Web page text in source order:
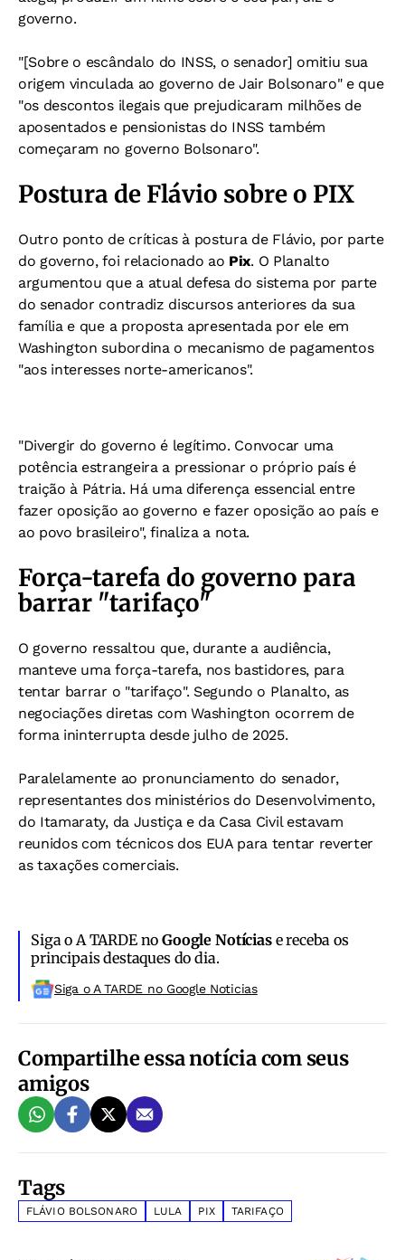
governo.
"[Sobre o escândalo do INSS, o senador] omitiu sua
origem vinculada ao governo de Jair Bolsonaro" e que
"os descontos ilegais que prejudicaram milhões de
aposentados e pensionistas do INSS também
começaram no governo Bolsonaro".
Postura de Flávio sobre o PIX
Outro ponto de críticas à postura de Flávio, por parte
do governo, foi relacionado ao Pix. O Planalto
argumentou que a atual defesa do sistema por parte
do senador contradiz discursos anteriores da sua
família e que a proposta apresentada por ele em
Washington subordina o mecanismo de pagamentos
"aos interesses norte-americanos".
"Divergir do governo é legítimo. Convocar uma
potência estrangeira a pressionar o próprio país é
traição à Pátria. Há uma diferença essencial entre
fazer oposição ao governo e fazer oposição ao país e
ao povo brasileiro", finaliza a nota.
Força-tarefa do governo para
barrar "tarifaço"
O governo ressaltou que, durante a audiência,
manteve uma força-tarefa, nos bastidores, para
tentar barrar o "tarifaço". Segundo o Planalto, as
negociações diretas com Washington ocorrem de
forma ininterrupta desde julho de 2025.
Paralelamente ao pronunciamento do senador,
representantes dos ministérios do Desenvolvimento,
do Itamaraty, da Justiça e da Casa Civil estavam
reunidos com técnicos dos EUA para tentar reverter
as taxações comerciais.
Siga o A TARDE noGoogle Notíciase receba os
principais destaques do dia.
Siga o A TARDE no Google Noticias
Compartilhe essa notícia com seus
amigos
Tags
FLÁVIO BOLSONARO LULA PIX TARIFAÇO